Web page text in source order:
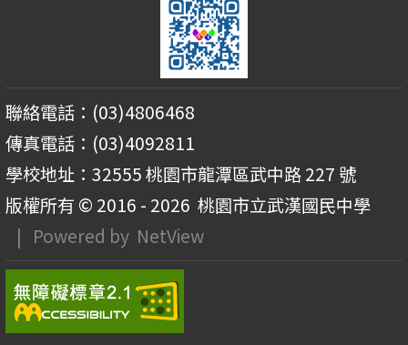
聯絡電話：(03)4806468
傳真電話：(03)4092811
學校地址：32555 桃園市龍潭區武中路 227 號
版權所有 © 2016 - 2026 桃園市立武漢國民中學
| Powered by NetView